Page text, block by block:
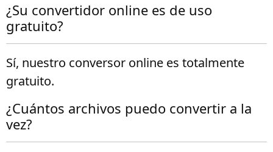
¿Su convertidor online es de uso
gratuito?
Sí, nuestro conversor online es totalmente
gratuito.
¿Cuántos archivos puedo convertir a la
vez?